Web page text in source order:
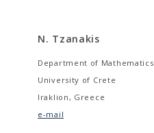
N. Tzanakis
Department of Mathematics
University of Crete
Iraklion, Greece
e-mail